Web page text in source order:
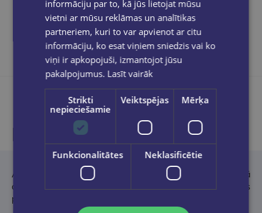
Dalies sociālajos tīklos:
Produkta apraksts
Autore jau kopš pusaudzes gadiem un ir publicējusi vairāk nekā
divdesmit romānu dažādos žanros, izmantojot dažādus
pseidonīmus. Īstais vārds nav zināms.
informāciju par to, kā jūs lietojat mūsu
vietni ar mūsu reklāmas un analītikas
partneriem, kuri to var apvienot ar citu
informāciju, ko esat viņiem sniedzis vai ko
viņi ir apkopojuši, izmantojot jūsu
pakalpojumus. Lasīt vairāk
Strikti
nepieciešamie
Veiktspējas Mērķa
Funkcionalitātes Neklasificētie